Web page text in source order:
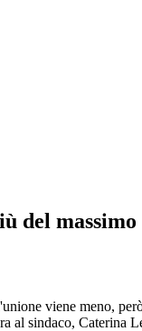
del massimo
viene meno,
al sindaco, Caterina